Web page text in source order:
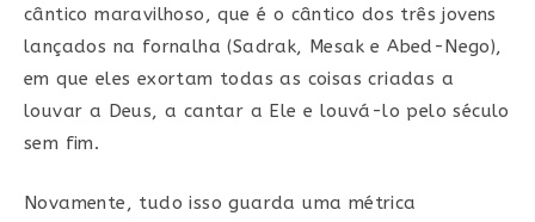
cântico maravilhoso, que é o cântico dos três jovens
lançados na fornalha (Sadrak, Mesak e Abed-Nego),
em que eles exortam todas as coisas criadas a
louvar a Deus, a cantar a Ele e louvá-lo pelo século
sem fim.
Novamente, tudo isso guarda uma métrica